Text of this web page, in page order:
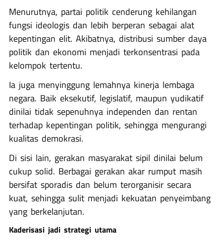
Menurutnya, partai politik cenderung kehilangan
fungsi ideologis dan lebih berperan sebagai alat
kepentingan elit. Akibatnya, distribusi sumber daya
politik dan ekonomi menjadi terkonsentrasi pada
kelompok tertentu.
Ia juga menyinggung lemahnya kinerja lembaga
negara. Baik eksekutif, legislatif, maupun yudikatif
dinilai tidak sepenuhnya independen dan rentan
terhadap kepentingan politik, sehingga mengurangi
kualitas demokrasi.
Di sisi lain, gerakan masyarakat sipil dinilai belum
cukup solid. Berbagai gerakan akar rumput masih
bersifat sporadis dan belum terorganisir secara
kuat, sehingga sulit menjadi kekuatan penyeimbang
yang berkelanjutan.
Kaderisasi jadi strategi utama